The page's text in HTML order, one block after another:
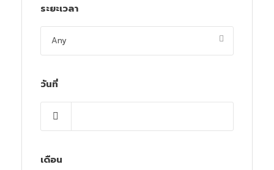
ระยะเวลา
วันที่
เดือน